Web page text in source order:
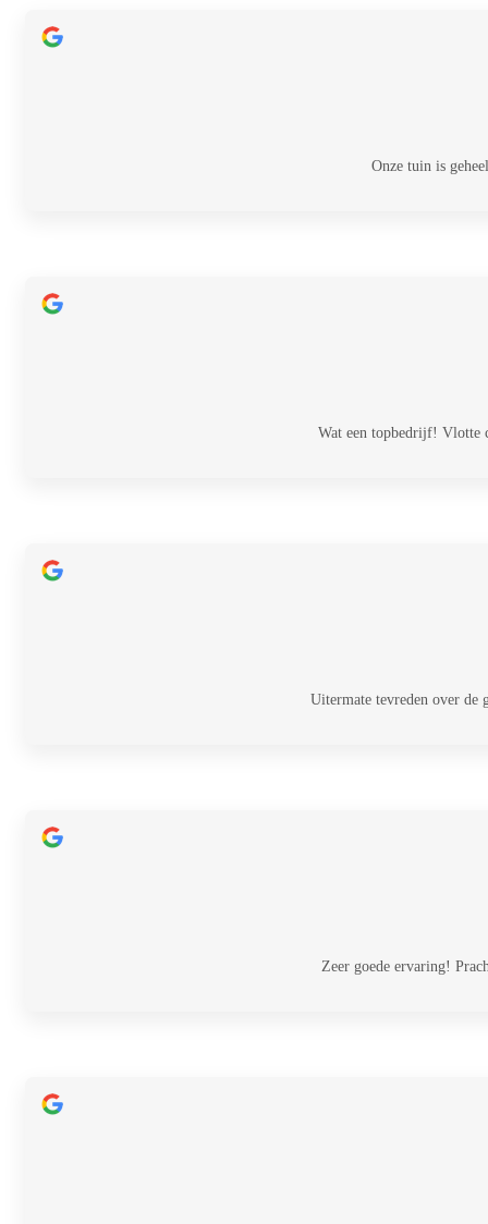
Onze tuin is
Wat een topbedrijf! Vlotte
Uitermate tevreden over de
Zeer goede ervaring!